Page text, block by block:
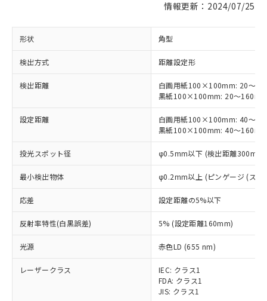
情報更新：2024/07/25
形状 角型
検出方式 距離設定形
検出距離
白画用紙100×100mm: 20～
黒紙100×100mm: 20～
設定距離
白画用紙100×100mm: 40～
黒紙100×100mm: 40～
投光スポット径 φ0.5mm以下 (検出距離300mm)
最小検出物体 φ0.2mm以上 (ピンゲージ (ス
応差 設定距離の5%以下
反射率特性(白黒誤差) 5% (設定距離160mm)
光源 赤色LD (655 nm)
レーザークラス
IEC: クラス1
FDA: クラス1
JIS: クラス1